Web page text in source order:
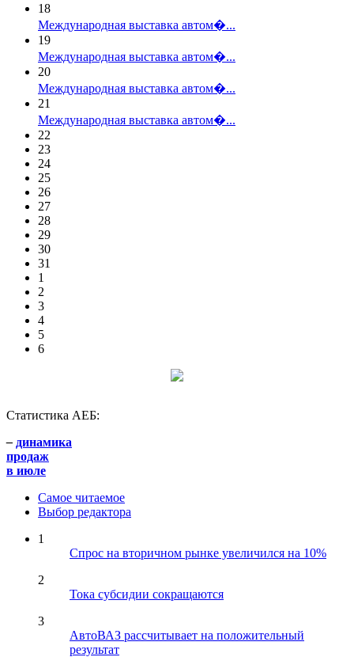
18
Международная выставка автом�...
19
Международная выставка автом�...
20
Международная выставка автом�...
21
Международная выставка автом�...
22
23
24
25
26
27
28
29
30
31
1
2
3
4
5
6
Статистика АЕБ:
– динамика
продаж
в июле
Самое читаемое
Выбор редактора
1
Спрос на вторичном рынке увеличился на 10%
2
Тока субсидии сокращаются
3
АвтоВАЗ рассчитывает на положительный
результат